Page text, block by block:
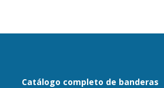
Catálogo completo de banderas